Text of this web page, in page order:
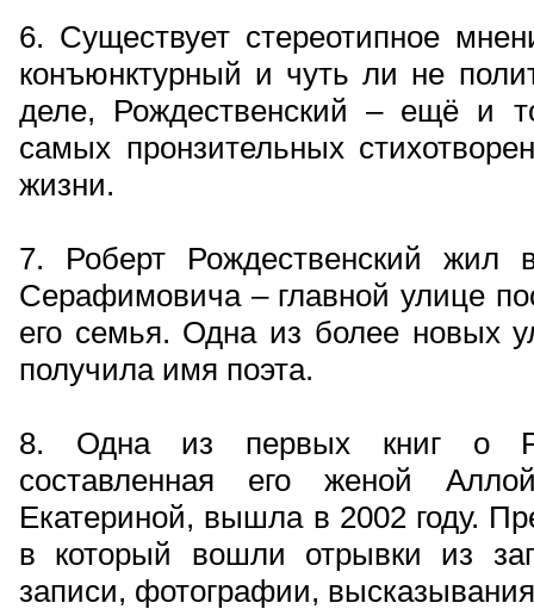
6. Существует стереотипное
конъюнктурный и чуть ли не
деле, Рождественский – ещё и
самых пронзительных
жизни.
7. Роберт Рождественский жил
Серафимовича – главной улице
его семья. Одна из более новых
получила имя поэта.
8. Одна из первых книг о
составленная его женой
Екатериной, вышла в 2002 году.
в который вошли отрывки из
записи, фотографии,